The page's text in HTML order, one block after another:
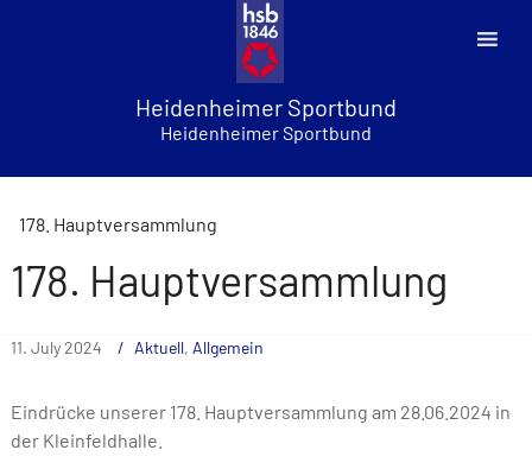
Heidenheimer Sportbund
Heidenheimer Sportbund
178. Hauptversammlung
178. Hauptversammlung
11. July 2024 Aktuell, Allgemein
Eindrücke unserer 178. Hauptversammlung am 28.06.2024 in
der Kleinfeldhalle.